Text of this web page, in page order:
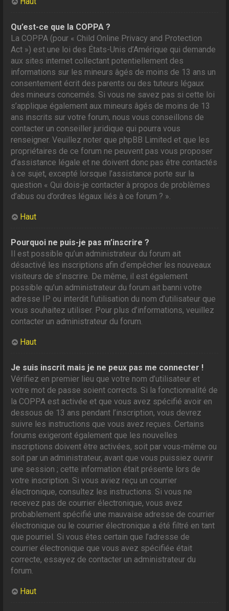
Qu’est-ce que la COPPA ?
La COPPA (pour « Child Online Privacy and Protection
Act ») est une loi des États-Unis d’Amérique qui demande
aux sites internet collectant potentiellement des
informations sur les mineurs âgés de moins de 13 ans un
consentement écrit des parents ou des tuteurs légaux
des mineurs concernés. Si vous ne savez pas si cette loi
s’applique également aux mineurs âgés de moins de 13
ans inscrits sur votre forum, nous vous conseillons de
contacter un conseiller juridique qui pourra vous
renseigner. Veuillez noter que phpBB Limited et que les
propriétaires de ce forum ne peuvent pas vous proposer
d’assistance légale et ne doivent donc pas être contactés
à ce sujet, excepté lorsque l’assistance porte sur la
question « Qui dois-je contacter à propos de problèmes
d’abus ou d’ordres légaux liés à ce forum ? ».
Haut
Pourquoi ne puis-je pas m’inscrire ?
Il est possible qu’un administrateur du forum ait
désactivé les inscriptions afin d’empêcher les nouveaux
visiteurs de s’inscrire. De même, il est également
possible qu’un administrateur du forum ait banni votre
adresse IP ou interdit l’utilisation du nom d’utilisateur que
vous souhaitez utiliser. Pour plus d’informations, veuillez
contacter un administrateur du forum.
Haut
Je suis inscrit mais je ne peux pas me connecter !
Vérifiez en premier lieu que votre nom d’utilisateur et
votre mot de passe soient corrects. Si la fonctionnalité de
la COPPA est activée et que vous avez spécifié avoir en
dessous de 13 ans pendant l’inscription, vous devrez
suivre les instructions que vous avez reçues. Certains
forums exigeront également que les nouvelles
inscriptions doivent être activées, soit par vous-même ou
soit par un administrateur, avant que vous puissiez ouvrir
une session ; cette information était présente lors de
votre inscription. Si vous aviez reçu un courrier
électronique, consultez les instructions. Si vous ne
recevez pas de courrier électronique, vous avez
probablement spécifié une mauvaise adresse de courrier
électronique ou le courrier électronique a été filtré en tant
que pourriel. Si vous êtes certain que l’adresse de
courrier électronique que vous avez spécifiée était
correcte, essayez de contacter un administrateur du
forum.
Haut